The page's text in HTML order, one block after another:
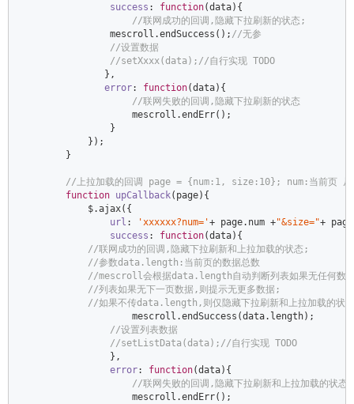
success : function(data) {
//联网成功的回调,隐藏下拉刷新的状态;
                mescroll.endSuccess();
//无参
//设置数据
//setXxxx(data);//自行实现 TODO
               },
error: function(data) {
//联网失败的回调,隐藏下拉刷新的状态
                    mescroll.endErr();
                }
            });
        }
//上拉加载的回调 page = {num:1, size:10}; num:当前页
function upCallback( page) {
            $.ajax({
url : 'xxxxxx?num='+ page.num +"&size="+
success : function(data) {
//联网成功的回调,隐藏下拉刷新和上拉加载的状态;
//参数data.length:当前页的数据总数
//mescroll会根据data.length自动判断列表如果无任何数
//列表如果无下一页数据,则提示无更多数据;
//如果不传data.length,则仅隐藏下拉刷新和上拉加载的
                    mescroll.endSuccess(data.length);
//设置列表数据
//setListData(data);//自行实现 TODO
                },
error: function(data) {
//联网失败的回调,隐藏下拉刷新和上拉加载的状
                    mescroll.endErr();